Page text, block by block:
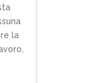
la